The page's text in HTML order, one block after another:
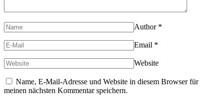
Author *
Email *
Website
Name, E-Mail-Adresse und Website in diesem Browser für
meinen nächsten Kommentar speichern.